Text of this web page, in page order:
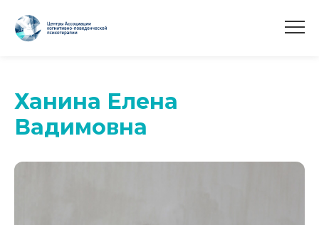
Ханина Елена
Вадимовна